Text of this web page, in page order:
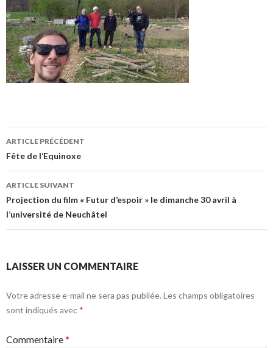
Navigation
des
articles
ARTICLE PRÉCÉDENT
Fête de l’Equinoxe
ARTICLE SUIVANT
Projection du film « Futur d’espoir » le dimanche 30 avril à
l’université de Neuchâtel
LAISSER UN COMMENTAIRE
Votre adresse e-mail ne sera pas publiée. Les champs obligatoires
sont indiqués avec *
Commentaire*